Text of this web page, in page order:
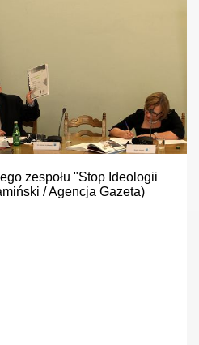
zespołu "Stop Ideologii
/ Agencja Gazeta)